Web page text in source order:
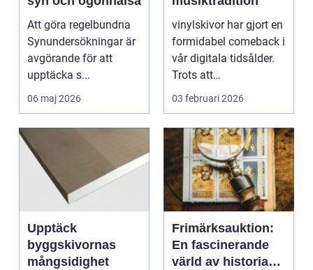
Att göra regelbundna
Synundersökningar är
avgörande för att
upptäcka s...
06 maj 2026
vinylskivor har gjort en
formidabel comeback i
vår digitala tidsålder.
Trots att
musikstreaming är m...
03 februari 2026
Upptäck
byggskivornas
mångsidighet
Frimärksauktion:
En fascinerande
värld av historia